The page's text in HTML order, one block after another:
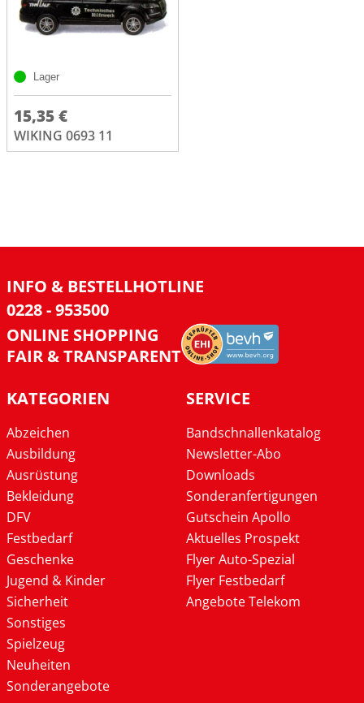
Lager
15,35 €
WIKING 0693 11
INFO & BESTELLHOTLINE
0228 - 953500
ONLINE SHOPPING
FAIR & TRANSPARENT
KATEGORIEN
Abzeichen
Ausbildung
Ausrüstung
Bekleidung
DFV
Festbedarf
Geschenke
Jugend & Kinder
Sicherheit
Sonstiges
Spielzeug
Neuheiten
Sonderangebote
SERVICE
Bandschnallenkatalog
Newsletter-Abo
Downloads
Sonderanfertigungen
Gutschein Apollo
Aktuelles Prospekt
Flyer Auto-Spezial
Flyer Festbedarf
Angebote Telekom